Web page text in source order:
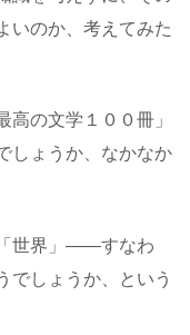
いのか、考えてみた
の文学１００冊」
しょうか、なかなか
世界」――すなわ
でしょうか、という